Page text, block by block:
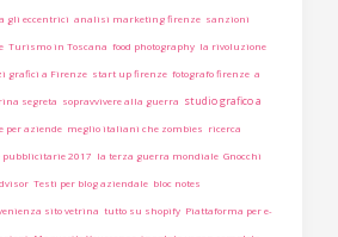
gli eccentrici analisi marketing firenze sanzioni
Turismo in Toscana food photography la rivoluzione
grafici a Firenze start up firenze fotografo firenze a
segreta sopravvivere alla guerra studio grafico a
per aziende meglio italiani che zombies ricerca
pubblicitarie 2017 la terza guerra mondiale Gnocchi
Testi per blog aziendale bloc notes
sito vetrina tutto su shopify Piattaforma per e-